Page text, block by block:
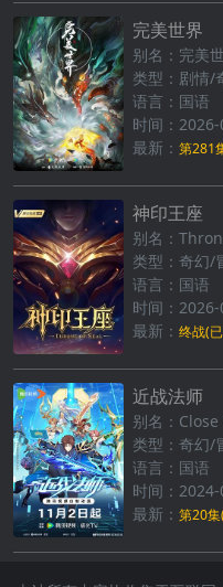
完美世界
别名：完美
类型：剧情/
语言：国语
时间：
最新： 第281
神印王座
别名：
类型：奇幻/
语言：国语
时间：
最新： 终战(
近战法师
别名：
类型：奇幻/
语言：国语
时间：
最新： 第20